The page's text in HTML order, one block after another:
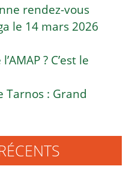
rendez-vous
le 14 mars 2026
? C’est le
Tarnos : Grand